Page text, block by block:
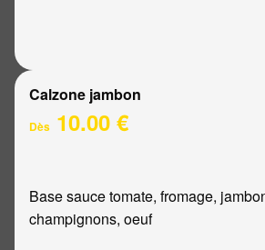
Calzone jambon
Dès 10.00 €
Base sauce tomate, fromage,
champignons, oeuf